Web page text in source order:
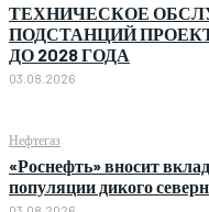
ТЕХНИЧЕСКОЕ
ПОДСТАНЦИЙ
ДО 2028 ГОДА
03.08.2026
Нефтегаз
«Роснефть» вносит
популяции дикого